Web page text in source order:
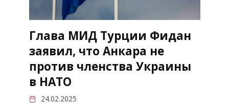
Глава МИД Турции Фидан
заявил, что Анкара не
против членства Украины
в НАТО
24.02.2025